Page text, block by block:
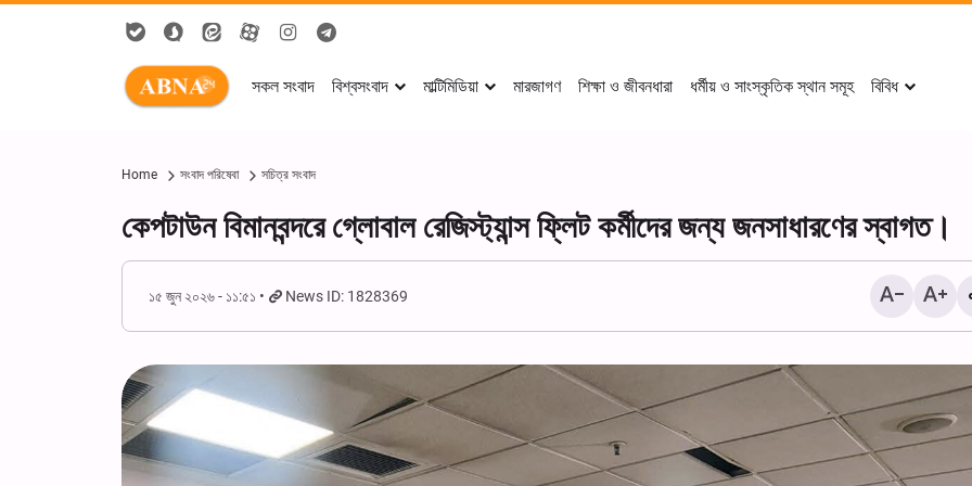
সকল সংবাদ বিশ্বসংবাদ মাল্টিমিডিয়া মারজাগণ শিক্ষা ও জীবনধারা ধর্মীয় ও সাংস্কৃতিক স্থান সমূহ বিবিধ
Home সংবাদ পরিষেবা সচিত্র সংবাদ
কেপটাউন বিমানবন্দরে গ্লোবাল রেজিস্ট্যান্স ফ্লিট কর্মীদের জন্য জনসাধারণের স্বাগত।
১৫ জুন ২০২৬ - ১১:৫১ News ID: 1828369
দামেস্কে আয়াতুল্লাহ মির্জা জাওয়াদ তাবরিজির
হুসাইনিয়াহ-তে আরবাইন শোকানুষ্ঠান পালন+ছবি।
খ্রিস্টান চিন্তাবিদ ক্রিস হিউয়ার
বাইত বিশ্ব সংস্থার মহাসচিবের
একটি প্রতিবেদন।